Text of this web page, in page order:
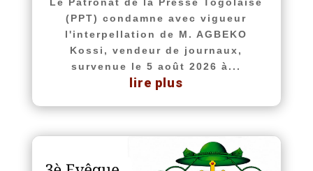
Le Patronat de la Presse Togolaise
(PPT) condamne avec vigueur
l'interpellation de M. AGBEKO
Kossi, vendeur de journaux,
survenue le 5 août 2026 à...
lire plus